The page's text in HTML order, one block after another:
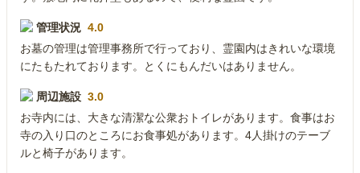
管理状況 4.0
お墓の管理は管理事務所で行っており、霊園内はきれいな環境
にたもたれております。とくにもんだいはありません。
周辺施設 3.0
お寺内には、大きな清潔な公衆おトイレがあります。食事はお
寺の入り口のところにお食事処があります。4人掛けのテーブ
ルと椅子があります。